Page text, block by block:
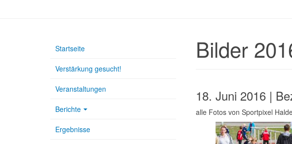
Bilder
18. Juni 2016 |
alle Fotos von Sportpixel
Startseite
Verstärkung gesucht!
Veranstaltungen
Berichte
Ergebnisse